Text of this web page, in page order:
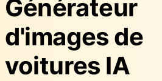
Générateur
d'images de
voitures IA